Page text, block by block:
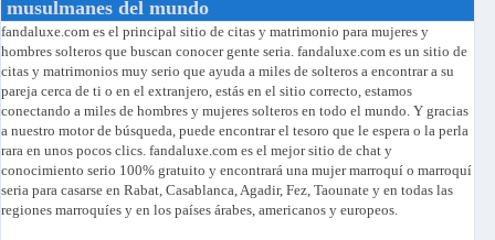
musulmanes del mundo
fandaluxe.com es el principal sitio de citas y matrimonio para mujeres y
hombres solteros que buscan conocer gente seria. fandaluxe.com es un sitio de
citas y matrimonios muy serio que ayuda a miles de solteros a encontrar a su
pareja cerca de ti o en el extranjero, estás en el sitio correcto, estamos
conectando a miles de hombres y mujeres solteros en todo el mundo. Y gracias
a nuestro motor de búsqueda, puede encontrar el tesoro que le espera o la perla
rara en unos pocos clics. fandaluxe.com es el mejor sitio de chat y
conocimiento serio 100% gratuito y encontrará una mujer marroquí o marroquí
seria para casarse en Rabat, Casablanca, Agadir, Fez, Taounate y en todas las
regiones marroquíes y en los países árabes, americanos y europeos.